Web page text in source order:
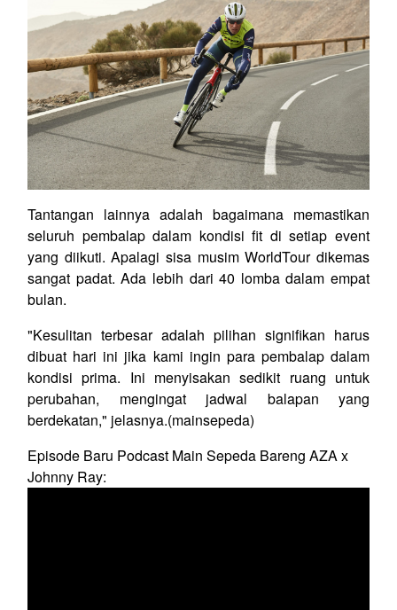
Tantangan lainnya adalah bagaimana memastikan
seluruh pembalap dalam kondisi fit di setiap event
yang diikuti. Apalagi sisa musim WorldTour dikemas
sangat padat. Ada lebih dari 40 lomba dalam empat
bulan.
"Kesulitan terbesar adalah pilihan signifikan harus
dibuat hari ini jika kami ingin para pembalap dalam
kondisi prima. Ini menyisakan sedikit ruang untuk
perubahan, mengingat jadwal balapan yang
berdekatan," jelasnya.(mainsepeda)
Episode Baru Podcast Main Sepeda Bareng AZA x
Johnny Ray: